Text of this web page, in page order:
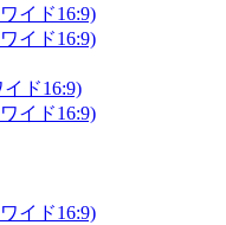
イド16:9)
イド16:9)
ド16:9)
イド16:9)
イド16:9)